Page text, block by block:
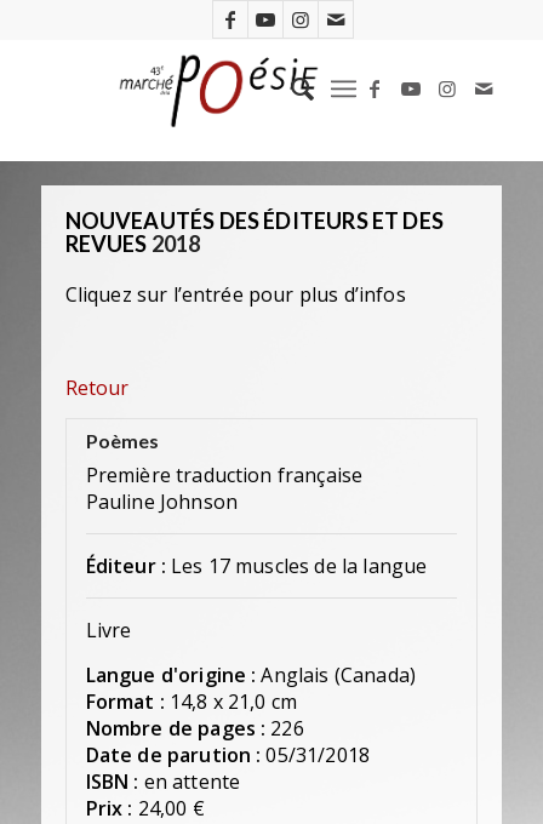
NOUVEAUTÉS DES ÉDITEURS ET DES
REVUES 2018
Cliquez sur l’entrée pour plus d’infos
Retour
Poèmes
Première traduction française
Pauline Johnson
Éditeur : Les 17 muscles de la langue
Livre
Langue d'origine : Anglais (Canada)
Format : 14,8 x 21,0 cm
Nombre de pages : 226
Date de parution : 05/31/2018
ISBN : en attente
Prix : 24,00 €